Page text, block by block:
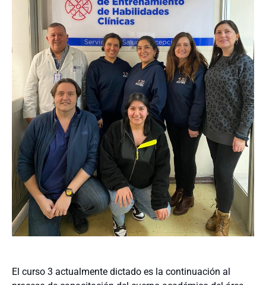
El curso 3 actualmente dictado es la continuación al